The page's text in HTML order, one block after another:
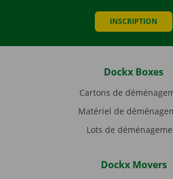
INSCRIPTION
Dockx Boxes
Cartons de
Matériel de
Lots de
Dockx Movers